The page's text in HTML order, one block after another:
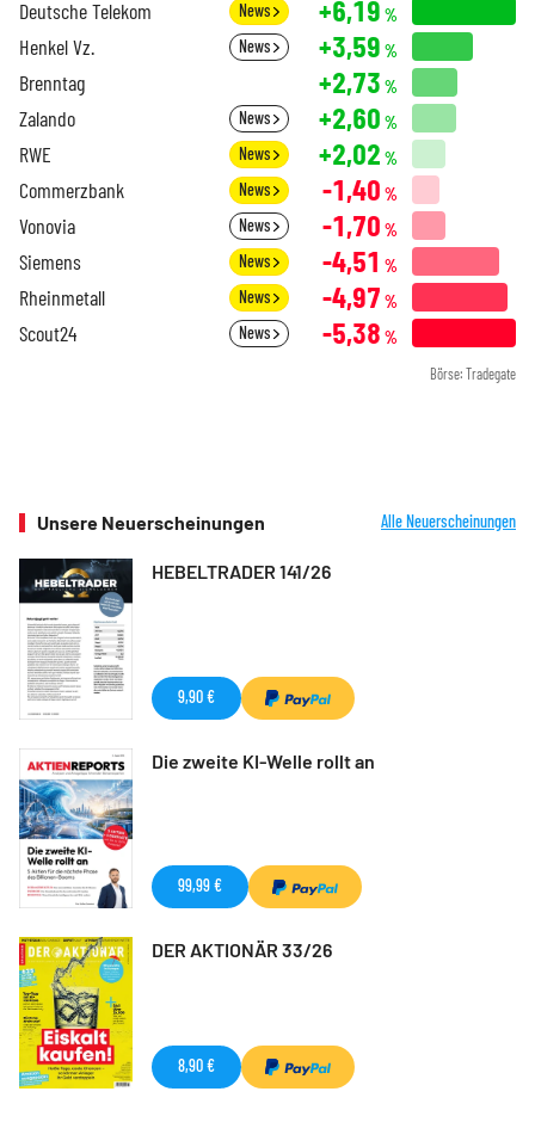
Deutsche Telekom News +6,19 %
Henkel Vz. News +3,59 %
Brenntag +2,73 %
Zalando News +2,60 %
RWE News +2,02 %
Commerzbank News -1,40 %
Vonovia News -1,70 %
Siemens News -4,51 %
Rheinmetall News -4,97 %
Scout24 News -5,38 %
Börse: Tradegate
Unsere Neuerscheinungen Alle Neuerscheinungen
HEBELTRADER 141/26
9,90 €
Die zweite KI-Welle rollt an
99,99 €
DER AKTIONÄR 33/26
8,90 €